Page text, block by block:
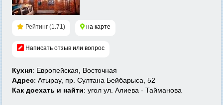
Рейтинг (1.71) на карте
Написать отзыв или вопрос
Кухня: Европейская, Восточная
Адрес: Атырау, пр. Султана Бейбарыса, 52
Как доехать и найти: угол ул. Алиева - Тайманова